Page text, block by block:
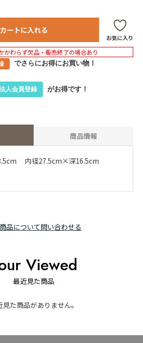
カートに入れる
お気に入り
かわらず欠品・販売終了の場合あり
でさらにお得にお買い物！
人会員登録 がお得です！
商品情報
内径27.5cm×深16.5cm
品について問い合わせる
Viewed
最近見た商品
見た商品がありません。